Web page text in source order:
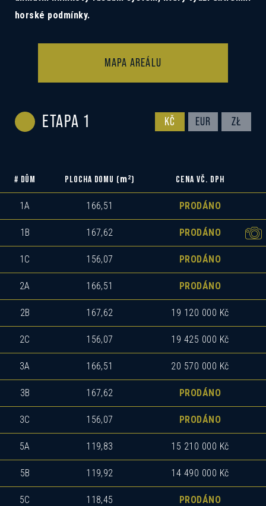
horské podmínky.
MAPA AREÁLU
ETAPA 1 KČ EUR ZŁ
# DŮM PLOCHA DOMU (m2) CENA VČ. DPH
1A 166,51 PRODÁNO
1B 167,62 PRODÁNO
1C 156,07 PRODÁNO
2A 166,51 PRODÁNO
2B 167,62 19 120 000 Kč
2C 156,07 19 425 000 Kč
3A 166,51 20 570 000 Kč
3B 167,62 PRODÁNO
3C 156,07 PRODÁNO
5A 119,83 15 210 000 Kč
5B 119,92 14 490 000 Kč
5C 118,45 PRODÁNO